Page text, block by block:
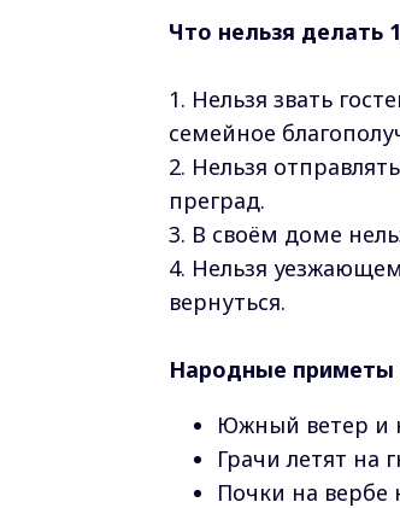
Что нельзя делать
1. Нельзя звать
семейное
2. Нельзя
преград.
3. В своём доме
4. Нельзя
вернуться.
Народные приметы
Южный ветер и
Грачи летят на
Почки на вербе